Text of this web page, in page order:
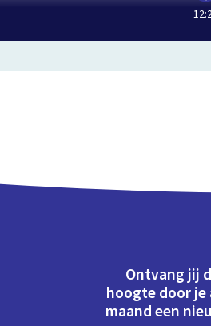
Ontvang jij
hoogte door je
maand een